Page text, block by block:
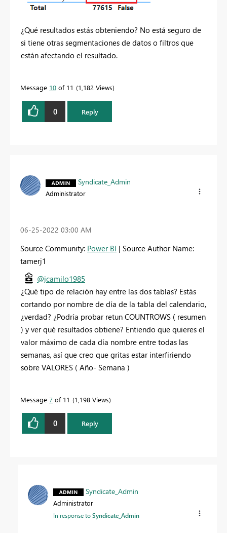
¿Qué resultados estás obteniendo? No está seguro de
si tiene otras segmentaciones de datos o filtros que
están afectando el resultado.
Message 10 of 11 1,182 Views
0 Reply
Syndicate_Admin
Administrator
‎06-25-2022 03:00 AM
Source Community: Power BI | Source Author Name:
tamerj1
@jcamilo1985
¿Qué tipo de relación hay entre las dos tablas? Estás
cortando por nombre de día de la tabla del calendario,
¿verdad? ¿Podría probar retun COUNTROWS ( resumen
) y ver qué resultados obtiene? Entiendo que quieres el
valor máximo de cada día nombre entre todas las
semanas, así que creo que gritas estar interfiriendo
sobre VALORES ( Año- Semana )
Message 7 of 11 1,198 Views
0 Reply
Syndicate_Admin
Administrator
In response toSyndicate_Admin